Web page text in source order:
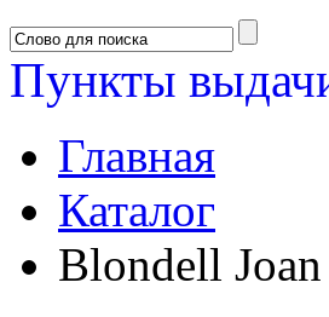
Пункты
Главная
Каталог
Blondell Joan